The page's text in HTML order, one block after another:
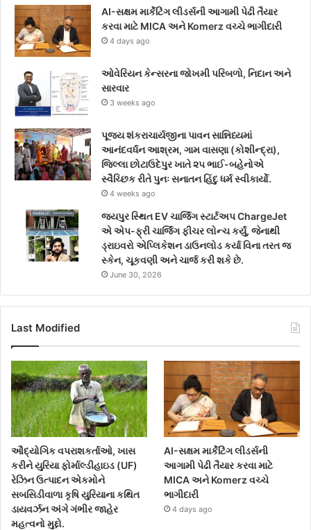
k
a
AI-સક્ષમ માર્કેટિંગ લીડર્સની આગામી પેઢી તૈયાર
કરવા માટે MICA અને Komerz વચ્ચે ભાગીદારી
4 days ago
ઓવેરિયન કેન્સરના જોખમી પરિબળો, નિદાન અને
સારવાર
3 weeks ago
પૂજ્ય શંકરાચાર્યજીના પાવન સાન્નિધ્યમાં
આનંદવર્ધન આશ્રમ, ગામ વાસણા (કોશીન્દ્રા),
જિલ્લા છોટાઉદેપુર ખાતે ૨૫ ભાઈ-બહેનોએ
સ્વૈચ્છિક રીતે પુનઃ સનાતન હિંદુ ધર્મ સ્વીકાર્યો.
4 weeks ago
જયપુર સ્થિત EV ચાર્જિંગ સ્ટાર્ટઅપ ChargeJet
એ એપ-ફ્રી ચાર્જિંગ ફીચર લોન્ચ કર્યું, જેનાથી
ડ્રાઇવરો એપ્લિકેશન ડાઉનલોડ કર્યા વિના તરત જ
સ્કેન, ચૂકવણી અને ચાર્જ કરી શકે છે.
June 30, 2026
Last Modified
ઔદ્યોગિક વપરાશકર્તાઓ, ખાસ
કરીને યુરિયા ફોર્માલ્ડીહાઇડ (UF)
રેઝિન ઉત્પાદન એકમોને
સબસિડીવાળા કૃષિ યુરિયાના કથિત
ડાયવર્ઝન અંગે ગંભીર જાહેર
મહત્વનો મુદ્દો.
AI-સક્ષમ માર્કેટિંગ લીડર્સની
આગામી પેઢી તૈયાર કરવા માટે
MICA અને Komerz વચ્ચે
ભાગીદારી
4 days ago